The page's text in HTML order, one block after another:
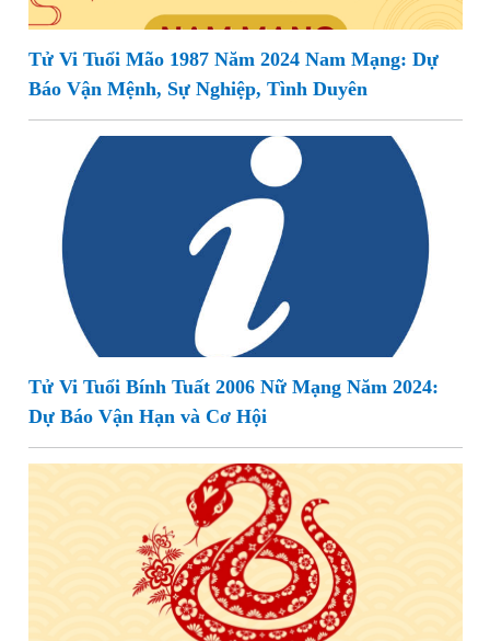
Tử Vi Tuổi Mão 1987 Năm 2024 Nam Mạng: Dự
Báo Vận Mệnh, Sự Nghiệp, Tình Duyên
Tử Vi Tuổi Bính Tuất 2006 Nữ Mạng Năm 2024:
Dự Báo Vận Hạn và Cơ Hội